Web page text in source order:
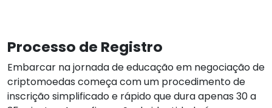
Processo de Registro
Embarcar na jornada de educação em negociação de
criptomoedas começa com um procedimento de
inscrição simplificado e rápido que dura apenas 30 a